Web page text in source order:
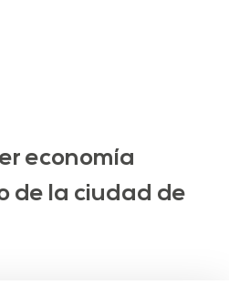
economía
de la ciudad de